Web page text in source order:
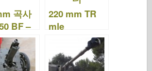
곡사
BF –
비디오
220 mm TR
mle
1915/1916 –
사진 및 비디
오